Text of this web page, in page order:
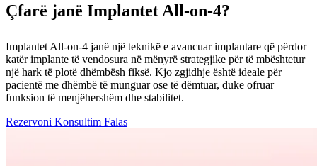
Çfarë janë Implantet All-on-4?
Implantet All-on-4 janë një teknikë e avancuar implantare që përdor
katër implante të vendosura në mënyrë strategjike për të mbështetur
një hark të plotë dhëmbësh fiksë. Kjo zgjidhje është ideale për
pacientë me dhëmbë të munguar ose të dëmtuar, duke ofruar
funksion të menjëhershëm dhe stabilitet.
Rezervoni Konsultim Falas